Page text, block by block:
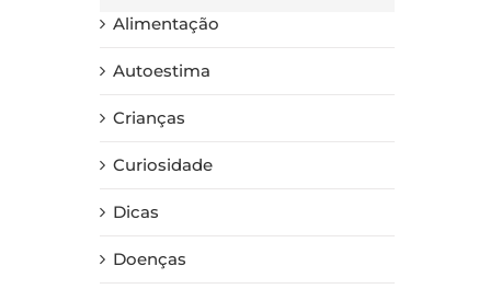
Alimentação
Autoestima
Crianças
Curiosidade
Dicas
Doenças